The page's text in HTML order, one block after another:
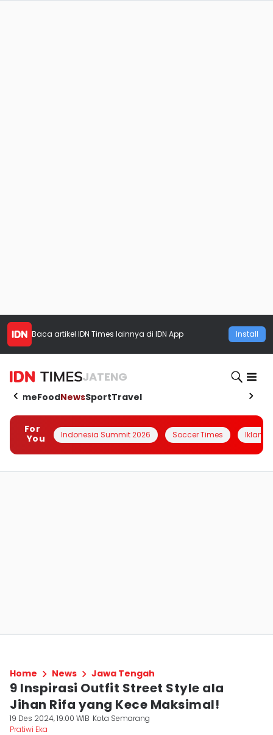
Baca artikel IDN Times lainnya di IDN App Install
JATENG
HomeFoodNewsSportTravel
For
You
Indonesia Summit 2026 Soccer Times Iklanin
Home News Jawa Tengah
9 Inspirasi Outfit Street Style ala
Jihan Rifa yang Kece Maksimal!
19 Des 2024, 19:00 WIB Kota Semarang
Pratiwi Eka